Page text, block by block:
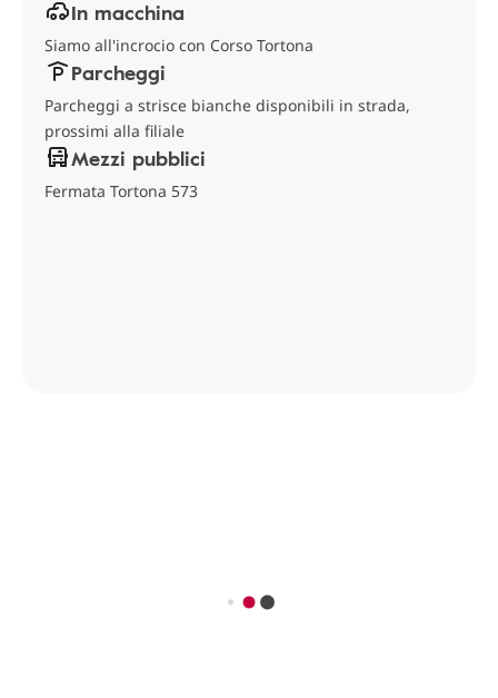
In macchina
Siamo all'incrocio con Corso Tortona
Parcheggi
Parcheggi a strisce bianche disponibili in strada,
prossimi alla filiale
Mezzi pubblici
Fermata Tortona 573